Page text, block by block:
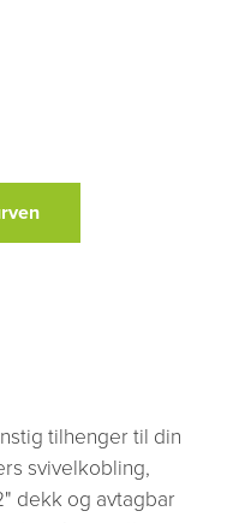
tilhenger til din
svivelkobling,
dekk og avtagbar